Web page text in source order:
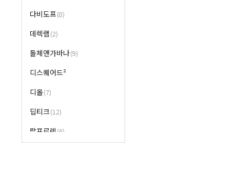
다비도프(8)
데렉램 (2)
돌체앤가바나(9)
디스퀘어드²
디올(7)
딥티크(12)
랄프로렌 (6)